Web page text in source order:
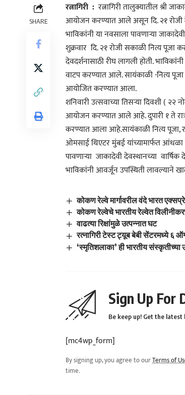
SHARE
रत्नागिरी : रत्नागिरी तालुक्यातील श्री
आयोजन करण्यात आले असून दि. २१ रोजी देव
भाविकांनी या नवसाला पावणाऱ्या
शुक्रवार दि. २१ रोजी सकाळी नित्य पूजा
देवदर्शनासाठी रीघ लागली होती.
वाटप करण्यात आले. सायंकाळी -नित्य पूजा
आयोजित करण्यात आला.
शनिवारी उत्सवाच्या तिसऱ्या दिवशी (
आयोजन करण्यात आले आहे. दुपारी १ ते
करण्यात आला आहे.सायंकाळी नित्य पूजा,
ओमसाई थिएटर मुंबई यांच्यामार्फत आंधळा
पावणाऱ्या जाकादेवी देवस्थानच्या वार्षिक
भाविकांनी आवर्जून उपस्थिती लावल्याने
कोकण रेल्वे मार्गावरील वंदे भारत
कोकण रेल्वेचे भारतीय रेल्वेत
वाढत्या रिक्षांमुळे उत्पन्नात घट
रत्नागिरी टेस्ट ट्यूब बेबी सेंटरमध्ये ६
‘स्मृतिशलाका’ ही भारतीय संस्कृतीच्या
Sign Up For
Be keep up! Get the
[mc4wp_form]
By signing up, you agree to ourTerms of
time.